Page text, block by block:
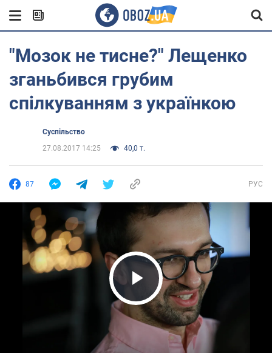
"Мозок не тисне?" Лещенко
зганьбився грубим
спілкуванням з українкою
Суспільство
27.08.2017 14:25
40,0 т.
87 РУС
Play Video